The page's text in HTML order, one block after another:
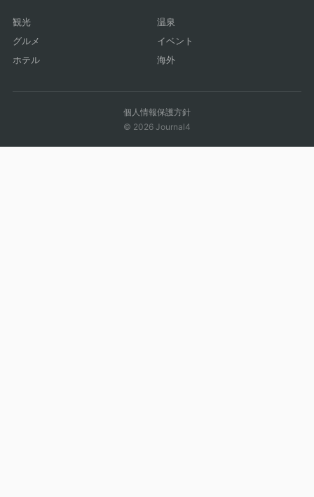
観光
温泉
グルメ
イベント
ホテル
海外
個人情報保護方針
© 2026 Journal4